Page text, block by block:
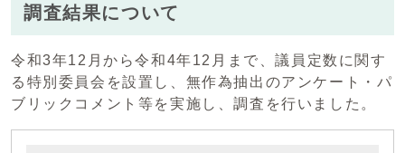
調査結果について
令和3年12月から令和4年12月まで、議員定数に関す
る特別委員会を設置し、無作為抽出のアンケート・パ
ブリックコメント等を実施し、調査を行いました。